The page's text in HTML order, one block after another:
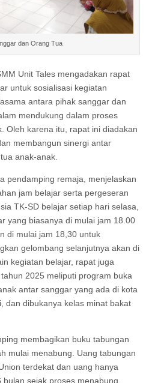
dan Orang Tua
Unit Tales mengadakan rapat
untuk sosialisasi kegiatan
antara pihak sanggar dan
mendukung dalam proses
Oleh karena itu, rapat ini diadakan
membangun sinergi antar
anak-anak.
pendamping remaja, menjelaskan
jam belajar serta pergeseran
TK-SD belajar setiap hari selasa,
yang biasanya di mulai jam 18.00
di mulai jam 18,30 untuk
gelombang selanjutnya akan di
kegiatan belajar, rapat juga
2025 meliputi program buka
antar sanggar yang ada di kota
dan dibukanya kelas minat bakat
membagikan buku tabungan
mulai menabung. Uang tabungan
terdekat dan uang hanya
sejak proses menabung.